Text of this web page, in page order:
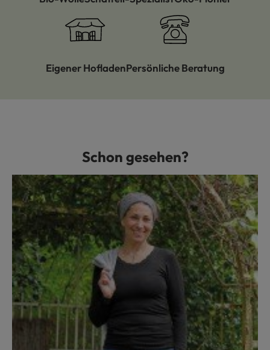
Eigener HofladenPersönliche Beratung
Produktgalerie überspringenSchon gesehen?